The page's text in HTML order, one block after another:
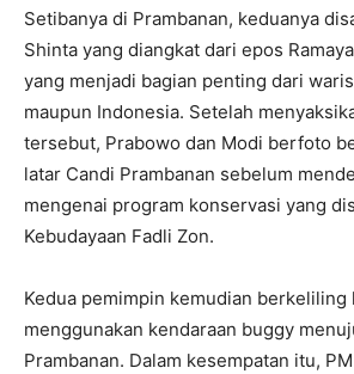
Setibanya di Prambanan, keduanya
Shinta yang diangkat dari epos
yang menjadi bagian penting dari
maupun Indonesia. Setelah
tersebut, Prabowo dan Modi berfoto
latar Candi Prambanan sebelum
mengenai program konservasi yang
Kebudayaan Fadli Zon.
Kedua pemimpin kemudian berkeliling
menggunakan kendaraan buggy
Prambanan. Dalam kesempatan itu,